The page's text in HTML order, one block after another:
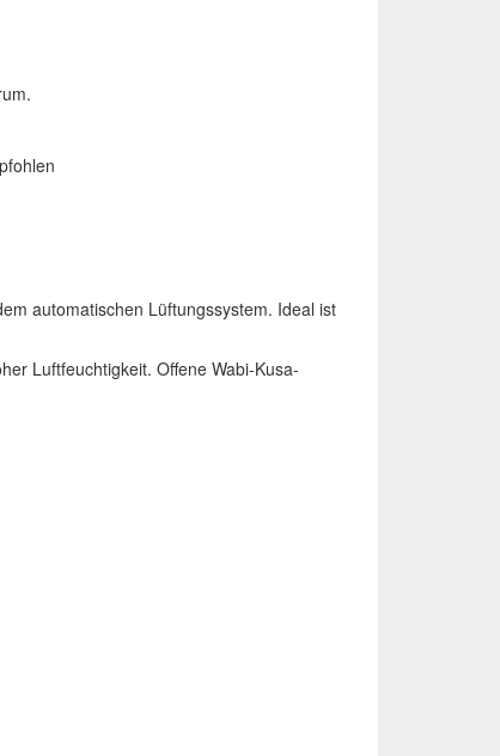
automatischen Lüftungssystem. Ideal ist
Luftfeuchtigkeit. Offene Wabi-Kusa-